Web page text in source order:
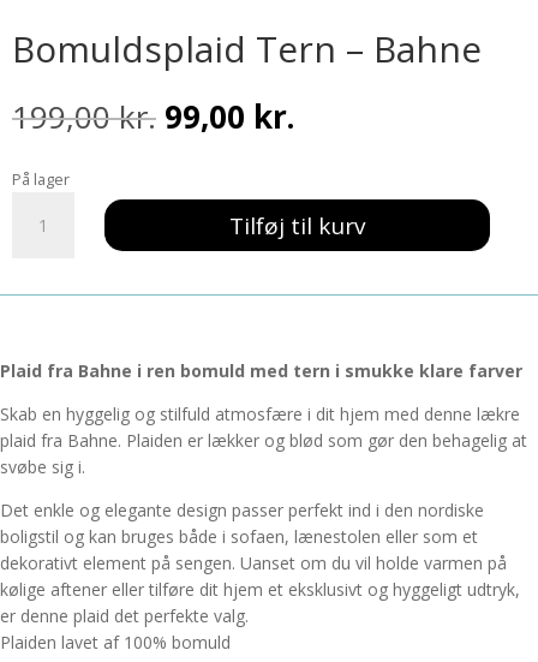
Bomuldsplaid Tern – Bahne
199,00kr. Den
oprindelige
var:
199,00 kr..
99,00 kr.
er:
99,00 kr..
På lager
Bomuldsplaid
Tern
Tilføj til kurv
Plaid fra Bahne i ren bomuld med tern i smukke klare farver
Skab en hyggelig og stilfuld atmosfære i dit hjem med denne lækre
plaid fra Bahne. Plaiden er lækker og blød som gør den behagelig at
svøbe sig i.
Det enkle og elegante design passer perfekt ind i den nordiske
boligstil og kan bruges både i sofaen, lænestolen eller som et
dekorativt element på sengen. Uanset om du vil holde varmen på
kølige aftener eller tilføre dit hjem et eksklusivt og hyggeligt udtryk,
er denne plaid det perfekte valg.
Plaiden lavet af 100% bomuld